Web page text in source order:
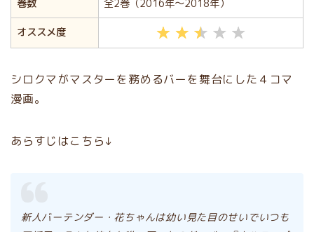
巻数
全2巻（2016年〜2018年）
オススメ度
シロクマがマスターを務めるバーを舞台にした４コマ
漫画。
あらすじはこちら↓
新人バーテンダー・花ちゃんは幼い見た目のせいでいつも